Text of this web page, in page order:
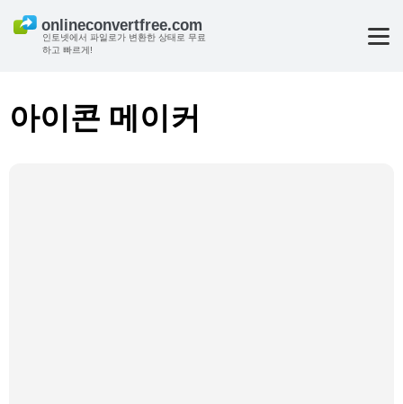
인토넷에서 파일로가 변환한 상태로 무료
하고 빠르게!
아이콘 메이커